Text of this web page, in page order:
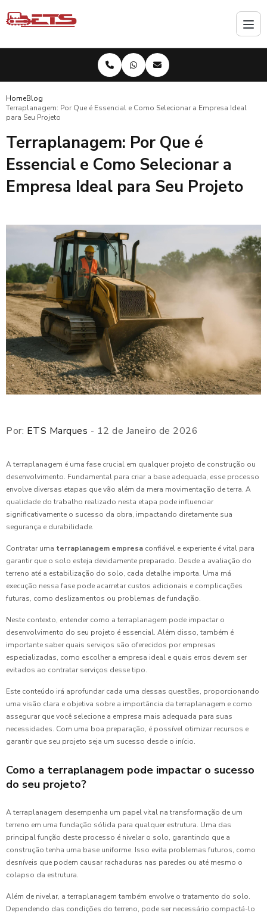
HomeBlog
Terraplanagem: Por Que é Essencial e Como Selecionar a Empresa Ideal
para Seu Projeto
Terraplanagem: Por Que é
Essencial e Como Selecionar a
Empresa Ideal para Seu Projeto
Por: ETS Marques - 12 de Janeiro de 2026
A terraplanagem é uma fase crucial em qualquer projeto de construção ou
desenvolvimento. Fundamental para criar a base adequada, esse processo
envolve diversas etapas que vão além da mera movimentação de terra. A
qualidade do trabalho realizado nesta etapa pode influenciar
significativamente o sucesso da obra, impactando diretamente sua
segurança e durabilidade.
Contratar uma terraplanagem empresa confiável e experiente é vital para
garantir que o solo esteja devidamente preparado. Desde a avaliação do
terreno até a estabilização do solo, cada detalhe importa. Uma má
execução nessa fase pode acarretar custos adicionais e complicações
futuras, como deslizamentos ou problemas de fundação.
Neste contexto, entender como a terraplanagem pode impactar o
desenvolvimento do seu projeto é essencial. Além disso, também é
importante saber quais serviços são oferecidos por empresas
especializadas, como escolher a empresa ideal e quais erros devem ser
evitados ao contratar serviços desse tipo.
Este conteúdo irá aprofundar cada uma dessas questões, proporcionando
uma visão clara e objetiva sobre a importância da terraplanagem e como
assegurar que você selecione a empresa mais adequada para suas
necessidades. Com uma boa preparação, é possível otimizar recursos e
garantir que seu projeto seja um sucesso desde o início.
Como a terraplanagem pode impactar o sucesso
do seu projeto?
A terraplanagem desempenha um papel vital na transformação de um
terreno em uma fundação sólida para qualquer estrutura. Uma das
principal função deste processo é nivelar o solo, garantindo que a
construção tenha uma base uniforme. Isso evita problemas futuros, como
desníveis que podem causar rachaduras nas paredes ou até mesmo o
colapso da estrutura.
Além de nivelar, a terraplanagem também envolve o tratamento do solo.
Dependendo das condições do terreno, pode ser necessário compactá-lo